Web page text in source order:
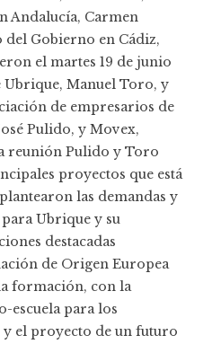
Andalucía, Carmen
del Gobierno en Cádiz,
el martes 19 de junio
Ubrique, Manuel Toro, y
de empresarios de
Pulido, y Movex,
reunión Pulido y Toro
proyectos que está
las demandas y
Ubrique y su
destacadas
de Origen Europea
formación, con la
escuela para los
el proyecto de un futuro